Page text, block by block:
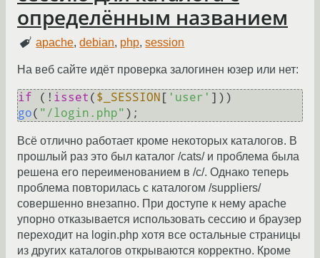
определённым названием
apache,debian, php,session
На веб сайте идёт проверка залогинен юзер или нет:
if (! isset ( $_SESSION [ 'user'
go( "/login.php"
Всё отлично работает кроме некоторых каталогов. В
прошлый раз это был каталог /cats/ и проблема была
решена его переименованием в /c/. Однако теперь
проблема повторилась с каталогом /suppliers/
совершенно внезапно. При доступе к нему apache
упорно отказывается использовать сессию и браузер
переходит на login.php хотя все остальные страницы
из других каталогов открываются корректно. Кроме